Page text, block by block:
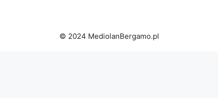
© 2024 MediolanBergamo.pl